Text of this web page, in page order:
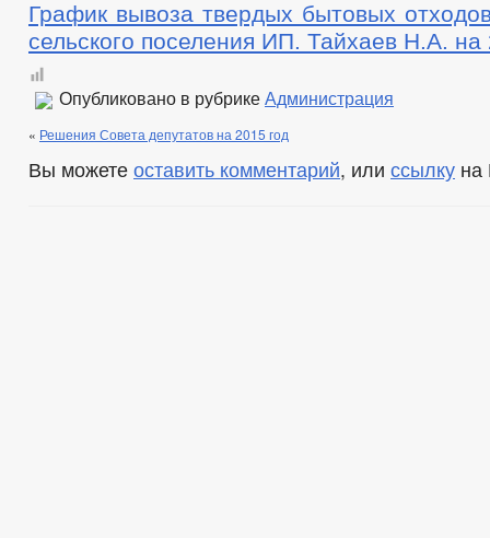
График вывоза твердых бытовых
сельского поселения ИП. Тайхаев Н.А. на
Опубликовано в рубрике Администрация
« Решения Совета депутатов на 2015 год
Вы можете оставить комментарий, или ссылку на